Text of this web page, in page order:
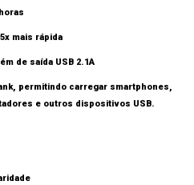
mais rápida
de saída USB 2.1A
permitindo carregar smartphones,
e outros dispositivos USB.